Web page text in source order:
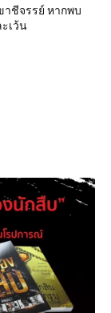
าชีจรรย์ หากพบ
เว้น